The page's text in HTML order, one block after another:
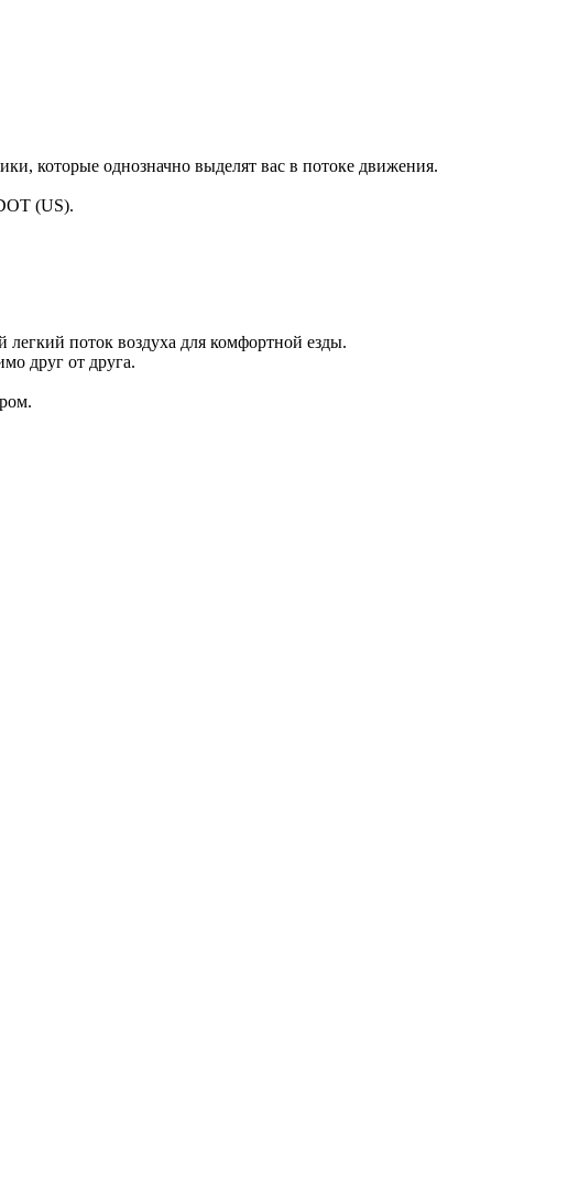
которые однозначно выделят вас в потоке движения.
(US).
поток воздуха для комфортной езды.
друг от друга.